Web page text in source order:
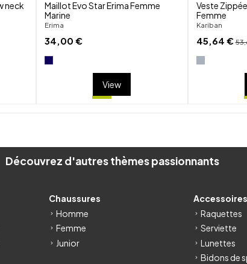
neck
Maillot Evo Star Erima Femme
Marine
Erima
34,00 €
View
Veste
Femme
Kariban
45,64 €
Découvrez d'autres thèmes passionnants
Chaussures
Homme
Femme
Junior
Accessoires
Raquettes
Serviette
Lunettes
Bidons de